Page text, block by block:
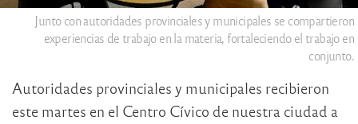
Junto con autoridades provinciales y municipales se compartieron
experiencias de trabajo en la materia, fortaleciendo el trabajo en
conjunto.
Autoridades provinciales y municipales recibieron
este martes en el Centro Cívico de nuestra ciudad a